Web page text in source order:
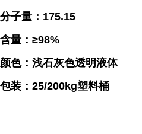
分子量：175.15
含量：≥98%
颜色：浅石灰色透明液体
包装：25/200kg塑料桶